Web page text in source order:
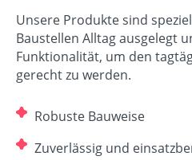
Unsere Produkte sind
Baustellen Alltag ausgelegt
Funktionalität, um den
gerecht zu werden.
Robuste Bauweise
Zuverlässig und